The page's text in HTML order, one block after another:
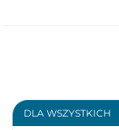
DLA WSZYSTKICH